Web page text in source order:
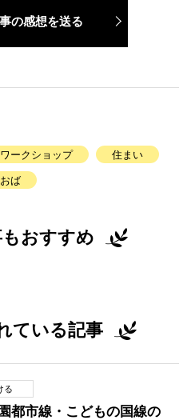
の感想を送る
ワークショップ 住まい
ば
おすすめ
ている記事
る
都市線・こどもの国線の